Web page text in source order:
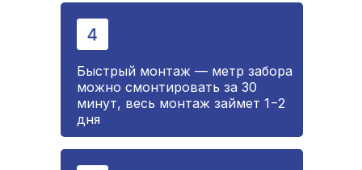
Быстрый монтаж — метр забора
можно смонтировать за 30
минут, весь монтаж займет 1−2
дня